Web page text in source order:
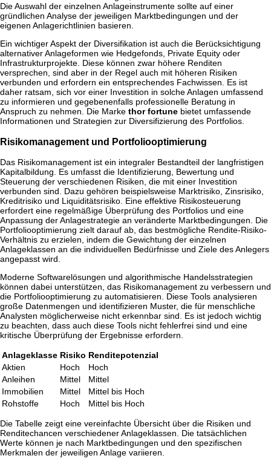
Die Auswahl der einzelnen Anlageinstrumente sollte auf einer
gründlichen Analyse der jeweiligen Marktbedingungen und der
eigenen Anlagerichtlinien basieren.
Ein wichtiger Aspekt der Diversifikation ist auch die Berücksichtigung
alternativer Anlageformen wie Hedgefonds, Private Equity oder
Infrastrukturprojekte. Diese können zwar höhere Renditen
versprechen, sind aber in der Regel auch mit höheren Risiken
verbunden und erfordern ein entsprechendes Fachwissen. Es ist
daher ratsam, sich vor einer Investition in solche Anlagen umfassend
zu informieren und gegebenenfalls professionelle Beratung in
Anspruch zu nehmen. Die Marke thor fortune bietet umfassende
Informationen und Strategien zur Diversifizierung des Portfolios.
Risikomanagement und Portfoliooptimierung
Das Risikomanagement ist ein integraler Bestandteil der langfristigen
Kapitalbildung. Es umfasst die Identifizierung, Bewertung und
Steuerung der verschiedenen Risiken, die mit einer Investition
verbunden sind. Dazu gehören beispielsweise Marktrisiko, Zinsrisiko,
Kreditrisiko und Liquiditätsrisiko. Eine effektive Risikosteuerung
erfordert eine regelmäßige Überprüfung des Portfolios und eine
Anpassung der Anlagestrategie an veränderte Marktbedingungen. Die
Portfoliooptimierung zielt darauf ab, das bestmögliche Rendite-Risiko-
Verhältnis zu erzielen, indem die Gewichtung der einzelnen
Anlageklassen an die individuellen Bedürfnisse und Ziele des Anlegers
angepasst wird.
Moderne Softwarelösungen und algorithmische Handelsstrategien
können dabei unterstützen, das Risikomanagement zu verbessern und
die Portfoliooptimierung zu automatisieren. Diese Tools analysieren
große Datenmengen und identifizieren Muster, die für menschliche
Analysten möglicherweise nicht erkennbar sind. Es ist jedoch wichtig
zu beachten, dass auch diese Tools nicht fehlerfrei sind und eine
kritische Überprüfung der Ergebnisse erfordern.
Anlageklasse Risiko Renditepotenzial
Aktien
Hoch
Hoch
Anleihen
Mittel
Mittel
Immobilien
Mittel
Mittel bis Hoch
Rohstoffe
Hoch Mittel bis Hoch
Die Tabelle zeigt eine vereinfachte Übersicht über die Risiken und
Renditechancen verschiedener Anlageklassen. Die tatsächlichen
Werte können je nach Marktbedingungen und den spezifischen
Merkmalen der jeweiligen Anlage variieren.